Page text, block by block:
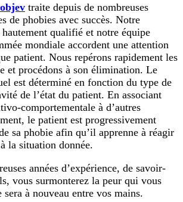
traite depuis de nombreuses
de phobies avec succès. Notre
qualifié et notre équipe
mondiale accordent une attention
patient. Nous repérons rapidement les
et procédons à son élimination. Le
est déterminé en fonction du type de
de l’état du patient. En associant
comportementale à d’autres
le patient est progressivement
sa phobie afin qu’il apprenne à réagir
la situation donnée.
années d’expérience, de savoir-
vous surmonterez la peur qui vous
à nouveau entre vos mains.